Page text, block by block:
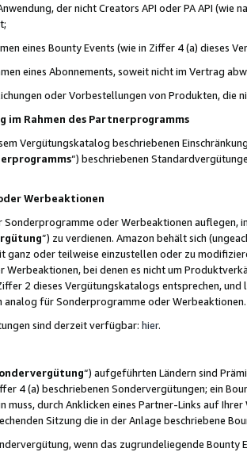
der nicht Creators API oder PA API
eines Bounty Events (wie in Ziffer 4 (a)
eines Abonnements, soweit nicht im Vertrag
oder Vorbestellungen von Produkten, die
im Rahmen des Partnerprogramms
Vergütungskatalog beschriebenen
“) beschriebenen
Werbeaktionen
Sonderprogramme oder Werbeaktionen
”) zu verdienen. Amazon behält sich
ganz oder teilweise einzustellen oder zu
Werbeaktionen, bei denen es nicht um
2 dieses Vergütungskatalogs entsprechen,
analog für Sonderprogramme oder Werbeaktionen.
sind derzeit verfügbar: hier.
“) aufgeführten Ländern sind
4 (a) beschriebenen Sondervergütungen; ein
muss, durch Anklicken eines Partner-Links auf
Sitzung die in der Anlage beschriebene
wenn das zugrundeliegende Bounty